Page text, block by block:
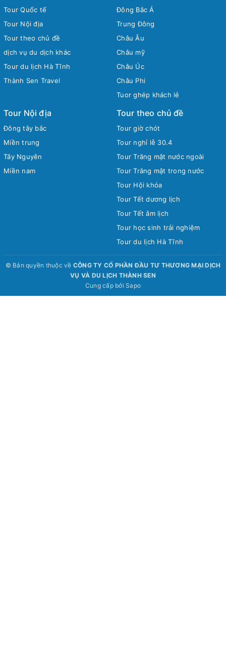
Tour Quốc tế
Tour Nội địa
Tour theo chủ đề
dịch vụ du dịch khác
Tour du lịch Hà Tĩnh
Thành Sen Travel
Đông Bắc Á
Trung Đông
Châu Âu
Châu mỹ
Châu Úc
Châu Phi
Tuor ghép khách lẻ
Tour Nội địa
Đông tây bắc
Miền trung
Tây Nguyên
Miền nam
Tour theo chủ đề
Tour giờ chót
Tour nghỉ lễ 30.4
Tour Trăng mật nước ngoài
Tour Trăng mật trong nước
Tour Hội khóa
Tour Tết dương lịch
Tour Tết âm lịch
Tour học sinh trải nghiệm
Tour du lịch Hà Tĩnh
© Bản quyền thuộc về CÔNG TY CỔ PHẦN ĐẦU TƯ THƯƠNG MẠI DỊCH
VỤ VÀ DU LỊCH THÀNH SEN
Cung cấp bởi Sapo